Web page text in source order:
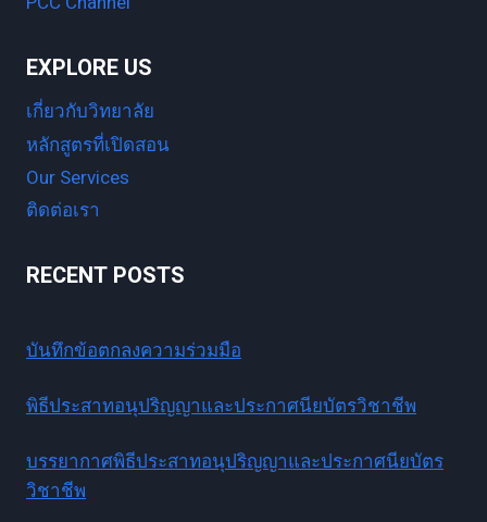
EXPLORE US
เกี่ยวกับวิทยาลัย
หลักสูตรที่เปิดสอน
Our Services
ติดต่อเรา
RECENT POSTS
บันทึกข้อตกลงความร่วมมือ
พิธีประสาทอนุปริญญาและประกาศนียบัตรวิชาชีพ
บรรยากาศพิธีประสาทอนุปริญญาและประกาศนียบัตร
วิชาชีพ